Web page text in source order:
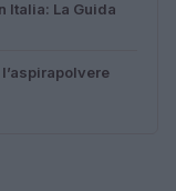
Italia: La Guida